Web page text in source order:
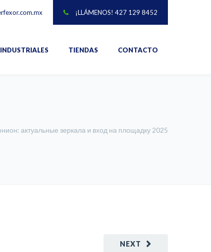
¡LLÁMENOS! 427 129 8452
TIENDAS CONTACTO
актуальные зеркала и вход на площадку 2025
NEXT